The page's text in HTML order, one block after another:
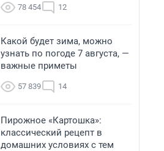
78 454 12
Какой будет зима, можно
узнать по погоде 7 августа, —
важные приметы
57 839 14
Пирожное «Картошка»:
классический рецепт в
домашних условиях с тем